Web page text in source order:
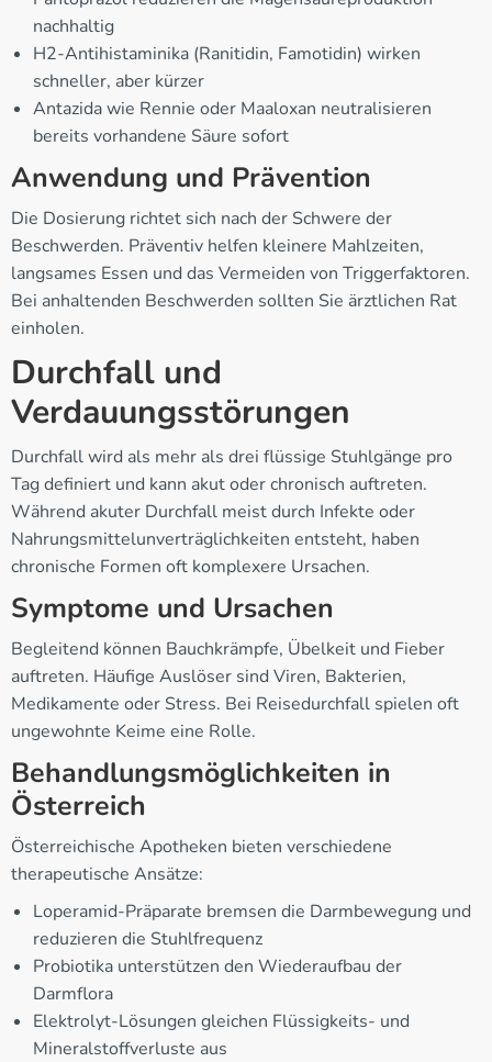
nachhaltig
H2-Antihistaminika (Ranitidin, Famotidin) wirken
schneller, aber kürzer
Antazida wie Rennie oder Maaloxan neutralisieren
bereits vorhandene Säure sofort
Anwendung und Prävention
Die Dosierung richtet sich nach der Schwere der
Beschwerden. Präventiv helfen kleinere Mahlzeiten,
langsames Essen und das Vermeiden von Triggerfaktoren.
Bei anhaltenden Beschwerden sollten Sie ärztlichen Rat
einholen.
Durchfall und
Verdauungsstörungen
Durchfall wird als mehr als drei flüssige Stuhlgänge pro
Tag definiert und kann akut oder chronisch auftreten.
Während akuter Durchfall meist durch Infekte oder
Nahrungsmittelunverträglichkeiten entsteht, haben
chronische Formen oft komplexere Ursachen.
Symptome und Ursachen
Begleitend können Bauchkrämpfe, Übelkeit und Fieber
auftreten. Häufige Auslöser sind Viren, Bakterien,
Medikamente oder Stress. Bei Reisedurchfall spielen oft
ungewohnte Keime eine Rolle.
Behandlungsmöglichkeiten in
Österreich
Österreichische Apotheken bieten verschiedene
therapeutische Ansätze:
Loperamid-Präparate bremsen die Darmbewegung und
reduzieren die Stuhlfrequenz
Probiotika unterstützen den Wiederaufbau der
Darmflora
Elektrolyt-Lösungen gleichen Flüssigkeits- und
Mineralstoffverluste aus